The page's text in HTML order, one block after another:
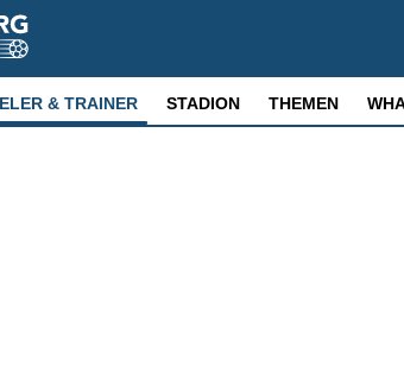
& TRAINER STADION THEMEN